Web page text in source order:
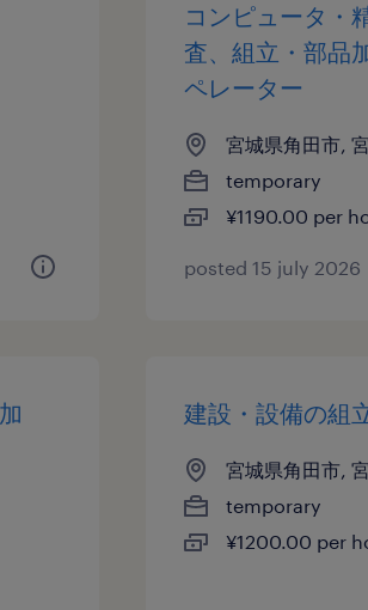
コンピュータ・
査、組立・部品
ペレーター
宮城県角田市,
temporary
¥1190.00 per
posted 15 july 2026
建設・設備の組
宮城県角田市,
temporary
¥1200.00 per